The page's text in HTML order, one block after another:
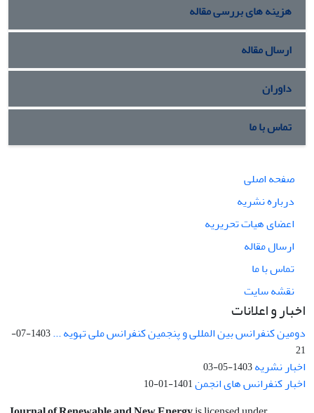
هزینه های بررسی مقاله
ارسال مقاله
داوران
تماس با ما
صفحه اصلی
درباره نشریه
اعضای هیات تحریریه
ارسال مقاله
تماس با ما
نقشه سایت
اخبار و اعلانات
دومین کنفرانس بین المللی و پنجمین کنفرانس ملی تهویه ...
1403-07-
21
اخبار نشریه1403-05-03
اخبار کنفرانس های انجمن1401-01-10